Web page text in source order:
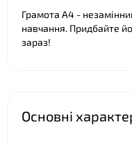
Грамота А4 -
навчання. Придбайте
зараз!
Основні